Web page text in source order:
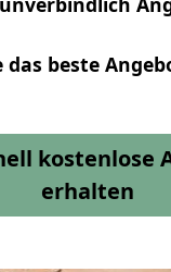
das beste
kostenlose
erhalten